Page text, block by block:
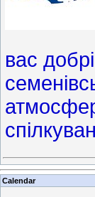
вас
Calendar